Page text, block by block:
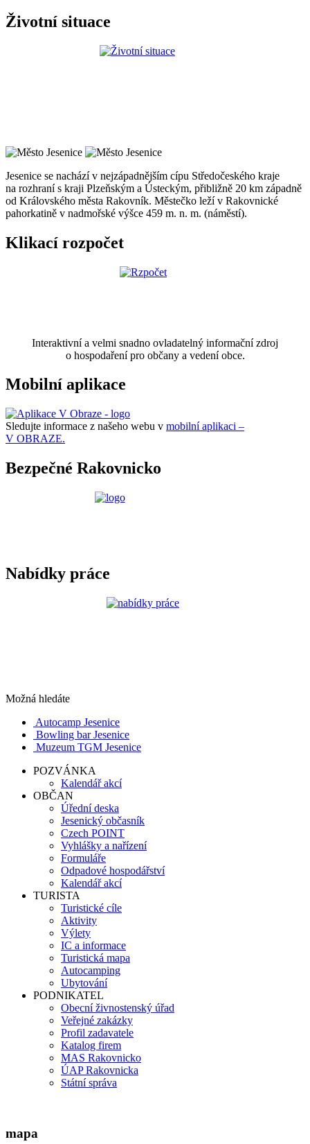
Životní situace
Jesenice se nachází v nejzápadnějším cípu Středočeského kraje
na rozhraní s kraji Plzeňským a Ústeckým, přibližně 20 km západně
od Královského města Rakovník. Městečko leží v Rakovnické
pahorkatině v nadmořské výšce 459 m. n. m. (náměstí).
Klikací rozpočet
Interaktivní a velmi snadno ovladatelný informační zdroj
o hospodaření pro občany a vedení obce.
Mobilní aplikace
Sledujte informace z našeho webu v mobilní aplikaci –
V OBRAZE.
Bezpečné Rakovnicko
Nabídky práce
Možná hledáte
Autocamp Jesenice
Bowling bar Jesenice
Muzeum TGM Jesenice
POZVÁNKA
Kalendář akcí
OBČAN
Úřední deska
Jesenický občasník
Czech POINT
Vyhlášky a nařízení
Formuláře
Odpadové hospodářství
Kalendář akcí
TURISTA
Turistické cíle
Aktivity
Výlety
IC a informace
Turistická mapa
Autocamping
Ubytování
PODNIKATEL
Obecní živnostenský úřad
Veřejné zakázky
Profil zadavatele
Katalog firem
MAS Rakovnicko
ÚAP Rakovnicka
Státní správa
mapa